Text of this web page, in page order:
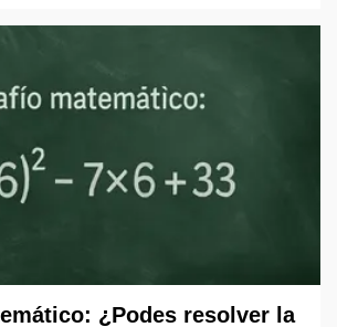
¿Podes resolver la